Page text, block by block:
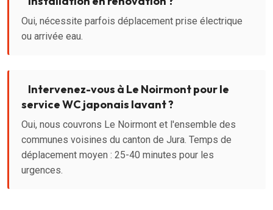
Oui, nécessite parfois déplacement prise électrique
ou arrivée eau.
Intervenez-vous à Le Noirmont pour le
service WC japonais lavant ?
Oui, nous couvrons Le Noirmont et l'ensemble des
communes voisines du canton de Jura. Temps de
déplacement moyen : 25-40 minutes pour les
urgences.